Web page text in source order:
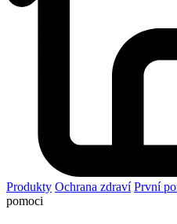
Produkty Ochrana zdraví První
pomoci